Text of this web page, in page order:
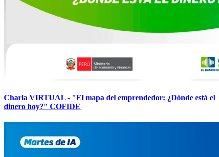
Charla VIRTUAL - "El mapa del emprendedor: ¿Dónde está el
dinero hoy?" COFIDE